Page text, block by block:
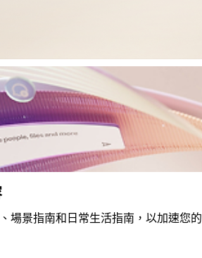
場景指南和日常生活指南，以加速您的